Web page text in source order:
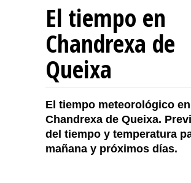
El tiempo en
Chandrexa de
Queixa
El tiempo meteorológico en
Chandrexa de Queixa.
del tiempo y temperatura
mañana y próximos días.